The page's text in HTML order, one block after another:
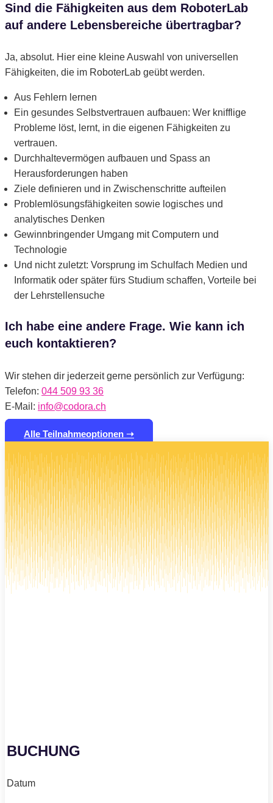
Sind die Fähigkeiten aus dem RoboterLab
auf andere Lebensbereiche übertragbar?
Ja, absolut. Hier eine kleine Auswahl von universellen
Fähigkeiten, die im RoboterLab geübt werden.
Aus Fehlern lernen
Ein gesundes Selbstvertrauen aufbauen: Wer knifflige
Probleme löst, lernt, in die eigenen Fähigkeiten zu
vertrauen.
Durchhaltevermögen aufbauen und Spass an
Herausforderungen haben
Ziele definieren und in Zwischenschritte aufteilen
Problemlösungsfähigkeiten sowie logisches und
analytisches Denken
Gewinnbringender Umgang mit Computern und
Technologie
Und nicht zuletzt: Vorsprung im Schulfach Medien und
Informatik oder später fürs Studium schaffen, Vorteile bei
der Lehrstellensuche
Ich habe eine andere Frage. Wie kann ich
euch kontaktieren?
Wir stehen dir jederzeit gerne persönlich zur Verfügung:
Telefon: 044 509 93 36
E-Mail: info@codora.ch
Alle Teilnahmeoptionen ➝
BUCHUNG
Datum